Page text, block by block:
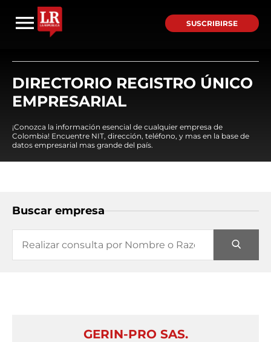
SUSCRIBIRSE
DIRECTORIO REGISTRO ÚNICO
EMPRESARIAL
¡Conozca la información esencial de cualquier empresa de
Colombia! Encuentre NIT, dirección, teléfono, y mas en la base de
datos empresarial mas grande del país.
Buscar empresa
GERIN-PRO SAS.